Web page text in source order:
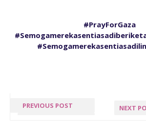
#PrayForGaza
PREVIOUS POST NEXT